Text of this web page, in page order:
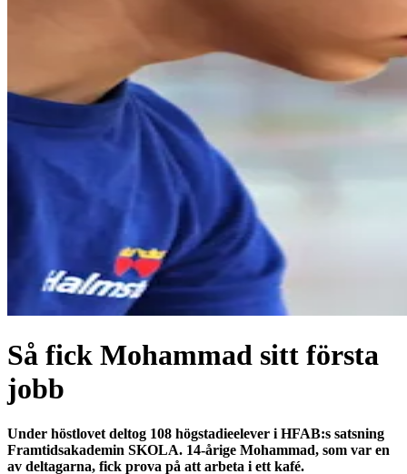
Så fick Mohammad sitt första
jobb
Under höstlovet deltog 108 högstadieelever i HFAB:s satsning
Framtidsakademin SKOLA. 14-årige Mohammad, som var en
av deltagarna, fick prova på att arbeta i ett kafé.